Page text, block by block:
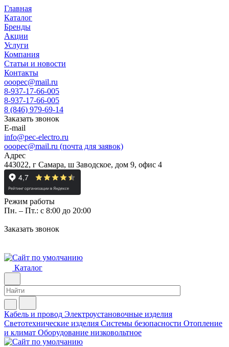
Главная
Каталог
Бренды
Акции
Услуги
Компания
Статьи и новости
Контакты
ooopec@mail.ru
8-937-17-66-005
8-937-17-66-005
8 (846) 979-69-14
Заказать звонок
E-mail
info@pec-electro.ru
ooopec@mail.ru (почта для заявок)
Адрес
443022, г Самара, ш Заводское, дом 9, офис 4
Режим работы
Пн. – Пт.: с 8:00 до 20:00
Заказать звонок
Каталог
Кабель и провод Электроустановочные изделия
Светотехнические изделия Системы безопасности Отопление
и климат Оборудование низковольтное